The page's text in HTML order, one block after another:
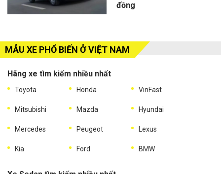
đồng
MẪU XE PHỔ BIẾN Ở VIỆT NAM
Hãng xe tìm kiếm nhiều nhất
Toyota Honda VinFast
Mitsubishi Mazda Hyundai
Mercedes Peugeot Lexus
Kia Ford BMW